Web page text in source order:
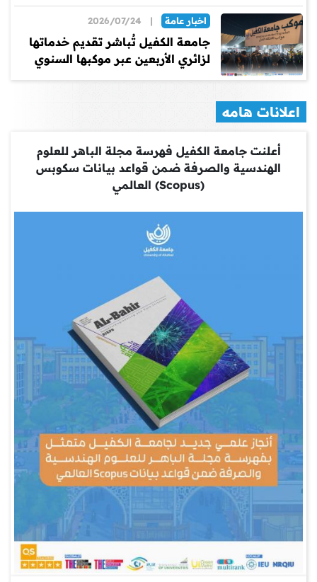
اخبار عامة |
2026/07/24
جامعة الكفيل تُباشر تقديم خدماتها
لزائري الأربعين عبر موكبها السنوي
اعلانات هامه
أعلنت جامعة الكفيل فهرسة مجلة الباهر للعلوم
الهندسية والصرفة ضمن قواعد بيانات سكوبس
(Scopus) العالمي